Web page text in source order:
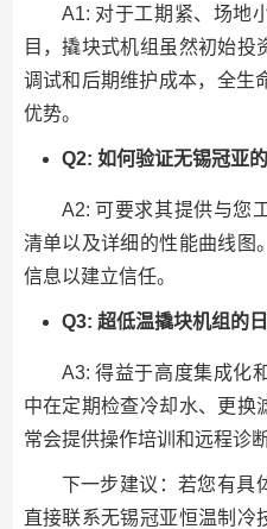
A1: 对于工期紧、场地
目，撬块式机组虽然初始投
调试和后期维护成本，全生
优势。
Q2: 如何验证无锡冠亚的
A2: 可要求其提供与您
清单以及详细的性能曲线图
信息以建立信任。
Q3: 超低温撬块机组的
A3: 得益于高度集成化
中在定期检查冷却水、更换
常会提供操作培训和远程诊
下一步建议：若您有具
直接联系无锡冠亚恒温制冷